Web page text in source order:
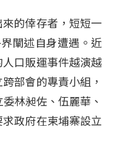
的倖存者，短短一
闡述自身遭遇。近
口販運事件越演越
部會的專責小組，
林昶佐、伍麗華、
政府在柬埔寨設立